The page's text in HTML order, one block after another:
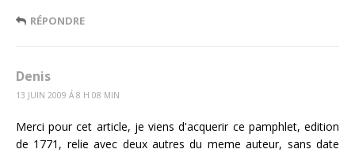
RÉPONDRE
Denis
13 JUIN 2009 Á 8 H 08 MIN
Merci pour cet article, je viens d'acquerir ce pamphlet, edition
de 1771, relie avec deux autres du meme auteur, sans date